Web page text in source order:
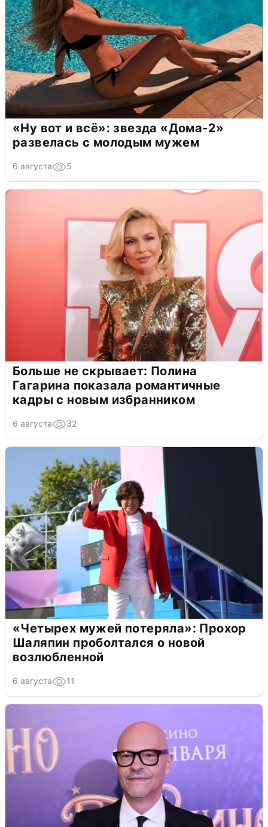
«Ну вот и всё»: звезда «Дома-2»
развелась с молодым мужем
6 августа 5
Больше не скрывает: Полина
Гагарина показала романтичные
кадры с новым избранником
6 августа 32
«Четырех мужей потеряла»: Прохор
Шаляпин проболтался о новой
возлюбленной
6 августа 11